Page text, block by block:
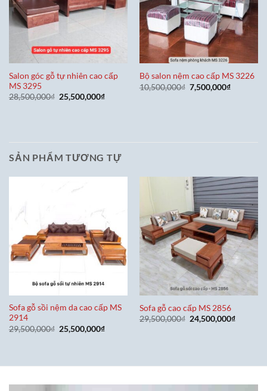
Salon góc gỗ tự nhiên cao cấp
MS 3295
28,500,000₫ Giá
gốc
25,500,000₫Giá
Bộ salon nệm cao cấp MS 3226
10,500,000₫ Giá
gốc
7,500,000₫Giá
SẢN PHẨM TƯƠNG TỰ
Sofa gỗ sồi nệm da cao cấp MS
2914
29,500,000₫ Giá
gốc
25,500,000₫Giá
Sofa gỗ cao cấp MS 2856
29,500,000₫ Giá
gốc
24,500,000₫Giá